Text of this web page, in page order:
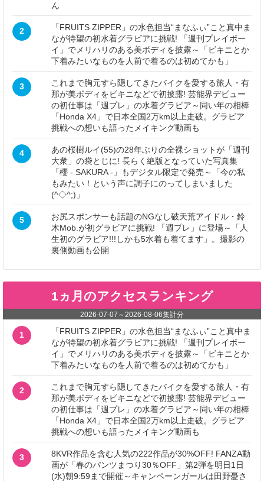
ん
2
「FRUITS ZIPPER」の水色担当“まなふぃ”こと真中ま
なが待望の初水着グラビアに挑戦! 「週刊プレイボー
イ」でメリハリのある美ボディを披露～「ビキニとか
下着みたいなものを人前で着るのは初めてかも」
3
これまで胸元すら隠してきたバイクを愛する旅人・有
那が美ボディをビキニなどで初披露! 芸能界デビュー
の初仕事は「週プレ」の水着グラビア～同い年の相棒
「Honda X4」で日本全国2万km以上走破。グラビア
挑戦への想いも語ったメイキング動画も
4
あの桜樹ルイ(55)の28年ぶりの全裸ショットが「週刊
大衆」の袋とじに! 長らく絶版となっていた写真集
「櫻 - SAKURA -」もデジタル限定で発売～「今の私
もみたい！という声に調子にのってしまいました
(^◇^;)」
5
お尻スポンサーも話題のNGなし破天荒アイドル・鈴
木Mob.が初グラビアに挑戦! 「週プレ」に登場～「人
生初のグラビア!!!しかも5水着も着てます」。撮影の
裏側動画も公開
1ヵ月のアクセスランキング
2026-07-07 ～2026-08-06集計分
1
「FRUITS ZIPPER」の水色担当“まなふぃ”こと真中ま
なが待望の初水着グラビアに挑戦! 「週刊プレイボー
イ」でメリハリのある美ボディを披露～「ビキニとか
下着みたいなものを人前で着るのは初めてかも」
2
これまで胸元すら隠してきたバイクを愛する旅人・有
那が美ボディをビキニなどで初披露! 芸能界デビュー
の初仕事は「週プレ」の水着グラビア～同い年の相棒
「Honda X4」で日本全国2万km以上走破。グラビア
挑戦への想いも語ったメイキング動画も
3
8KVR作品を含む人気の222作品が30%OFF! FANZA動
画が「春のパンツまつり30％OFF」第2弾を明日1日
(水)朝9:59まで開催～キャンペーンガールは田野憂さ